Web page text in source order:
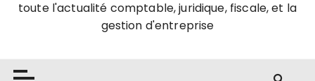
toute l'actualité comptable, juridique, fiscale, et la
gestion d'entreprise